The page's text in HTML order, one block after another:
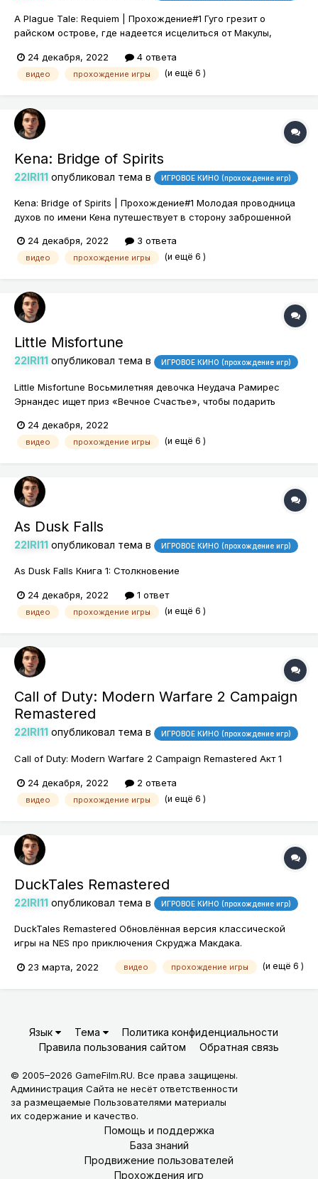
A Plague Tale: Requiem | Прохождение#1 Гуго грезит о
райском острове, где надеется исцелиться от Макулы,
отправляется на поиски.
24 декабря, 2022 4 ответа
видео прохождение игры (и ещё 6 )
Kena: Bridge of Spirits
22IRI11 опубликовал тема в ИГРОВОЕ КИНО (прохождение игр)
Kena: Bridge of Spirits | Прохождение#1 Молодая проводница
духов по имени Кена путешествует в сторону заброшенной
24 декабря, 2022
3 ответа
видео прохождение игры (и ещё 6 )
Little Misfortune
22IRI11 опубликовал тема в ИГРОВОЕ КИНО (прохождение игр)
Little Misfortune Восьмилетняя девочка Неудача Рамирес
Эрнандес ищет приз «Вечное Счастье», чтобы подарить
своего нового друга Мистер Голос, она отправляется в лес,
где находит неприятности.
24 декабря, 2022
видео прохождение игры (и ещё 6 )
As Dusk Falls
22IRI11 опубликовал тема в ИГРОВОЕ КИНО (прохождение игр)
As Dusk Falls Книга 1: Столкновение
24 декабря, 2022 1 ответ
видео прохождение игры (и ещё 6 )
Call of Duty: Modern Warfare 2 Campaign
Remastered
22IRI11 опубликовал тема в ИГРОВОЕ КИНО (прохождение игр)
Call of Duty: Modern Warfare 2 Campaign Remastered Акт 1
24 декабря, 2022 2 ответа
видео прохождение игры (и ещё 6 )
DuckTales Remastered
22IRI11 опубликовал тема в ИГРОВОЕ КИНО (прохождение игр)
DuckTales Remastered Обновлённая версия классической
игры на NES про приключения Скруджа Макдака.
23 марта, 2022 видео прохождение игры (и ещё 6 )
Язык Тема
Политика конфиденциальности
Правила пользования сайтом
Обратная связь
© 2005–2026 GameFilm.RU. Все права защищены.
Администрация Сайта не несёт ответственности
за размещаемые Пользователями материалы
их содержание и качество.
Помощь и поддержка
База знаний
Продвижение пользователей
Прохождения игр